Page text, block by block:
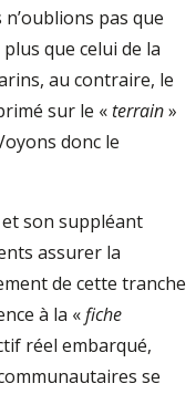
pas que
que celui de la
au contraire, le
sur le «terrain»
donc le
et son suppléant
assurer la
de cette tranche
à la «fiche
réel embarqué,
se